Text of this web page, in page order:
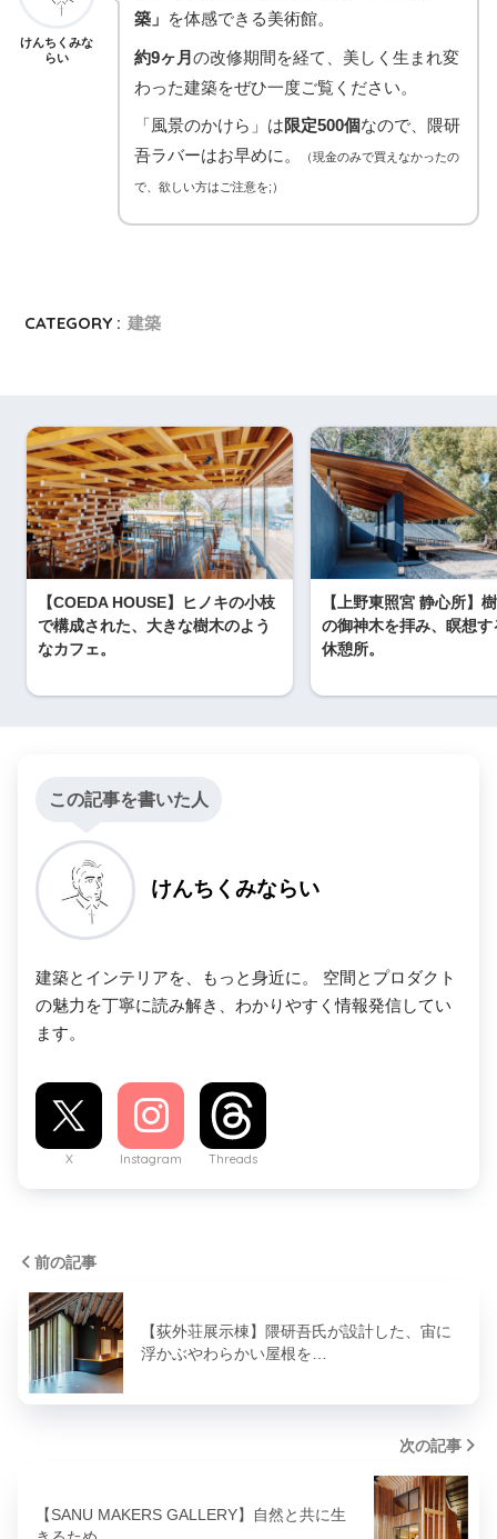
けんちくみな
らい
築」 を体感できる美術館。
約9ヶ月 の改修期間を経て、美しく生まれ変
わった建築をぜひ一度ご覧ください。
「風景のかけら」は限定500個なので、隈研
吾ラバーはお早めに。
（現金のみで買えなかったの
で、欲しい方はご注意を;）
CATEGORY : 建築
【COEDA HOUSE】ヒノキの小枝
で構成された、大きな樹木のよう
なカフェ。
【上野東照宮 静心所】
の御神木を拝み、瞑想す
休憩所。
この記事を書いた人
けんちくみならい
建築とインテリアを、もっと身近に。 空間とプロダクト
の魅力を丁寧に読み解き、わかりやすく情報発信してい
ます。
X Instagram Threads
前の記事
【荻外荘展示棟】隈研吾氏が設計した、宙に
浮かぶやわらかい屋根を…
次の記事
【SANU MAKERS GALLERY】自然と共に生